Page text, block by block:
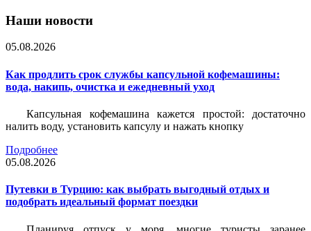
Наши новости
05.08.2026
Как продлить срок службы капсульной кофемашины:
вода, накипь, очистка и ежедневный уход
Капсульная кофемашина кажется простой: достаточно
налить воду, установить капсулу и нажать кнопку
Подробнее
05.08.2026
Путевки в Турцию: как выбрать выгодный отдых и
подобрать идеальный формат поездки